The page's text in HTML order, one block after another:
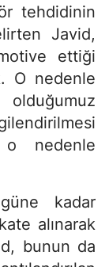
tehdidinin
Javid,
ettiği
O nedenle
nedenle
kadar
alınarak
bunun da